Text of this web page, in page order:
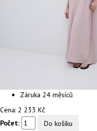
Záruka 24 měsíců
Cena: 2 233 Kč
Počet: